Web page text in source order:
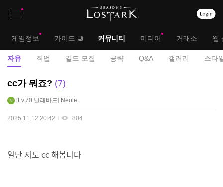
대
메
게임정보 가이드 커뮤니티 미디어 거래소 웹
서
자유 직업 길드 모집 공략 Q&A 갤러리 스타
자
게
cc가 뭐죠? 7
Lv.70 널래바드 Neole
2025.11.12 20:42 804
일단 저도 cc 해봅니다